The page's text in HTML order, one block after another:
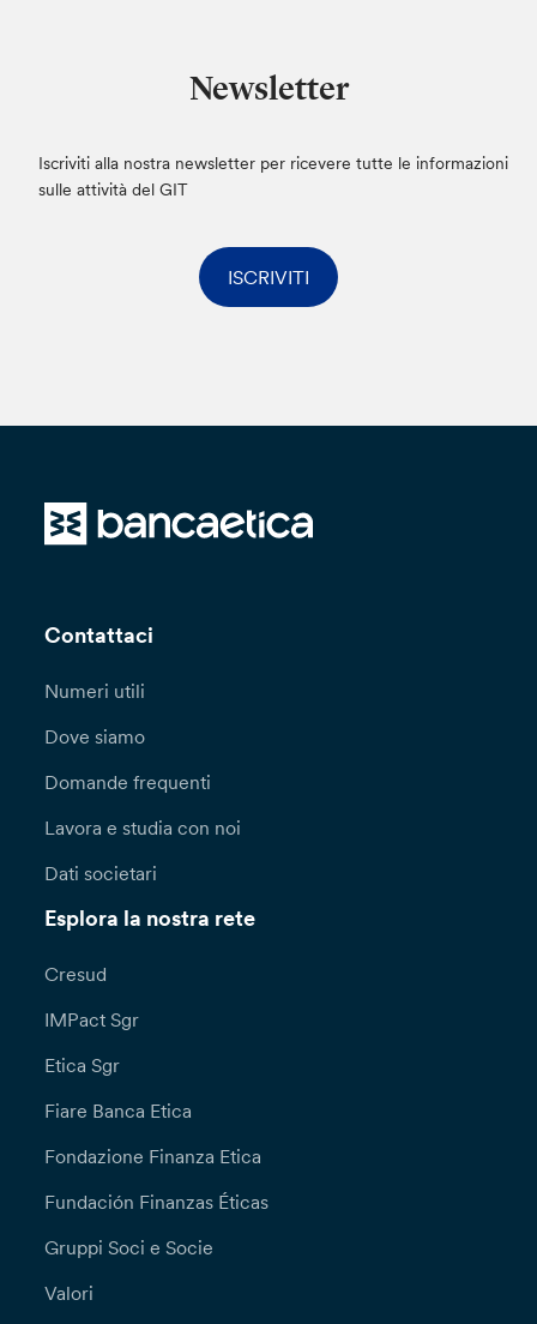
Regolamento (UE) 2016/679, avverrà in modo
da garantire la sicurezza e la riservatezza e
elettronici. I dati che comunicherai saranno
conservati non oltre il tempo strettamente
necessario per dare seguito alla tua istanza.
I dati personali potranno essere trasferiti anche
in Paesi Terzi, con ciò intendendo paesi non
appartenenti all’Unione Europea o allo Spazio
o, in caso contrario, esclusivamente previa
contrattualizzazione di Clausole Contrattuali
alternativa potrà essere valutata la sussistenza
del GDPR.
Potrai esercitare in ogni momento i diritti a te
Regolamento (UE) 2016/679 (diritto di accesso,
trattamento, di notifica, portabilità dei dati,
opposizione, di non essere sottoposto a una
automatizzato, compresa la profilazione)
Popolare Etica Società cooperativa per azioni,
nonché per ricevere ulteriori informazioni con
riguardo al trattamento dei tuoi dati personali,
Dipendenze, oppure inoltrare richiesta scritta
Banca, alla sezione “Privacy e cookie policy”
Protezione dei Dati (Data Protection Officer):
DPO@bancaetica.com.
Newsletter
Iscriviti alla nostra newsletter per ricevere tutte le informazioni
sulle attività del GIT
ISCRIVITI
Contattaci
Numeri utili
Dove siamo
Domande frequenti
Lavora e studia con noi
Dati societari
Esplora la nostra rete
Cresud
IMPact Sgr
Etica Sgr
Fiare Banca Etica
Fondazione Finanza Etica
Fundación Finanzas Éticas
Gruppi Soci e Socie
Valori